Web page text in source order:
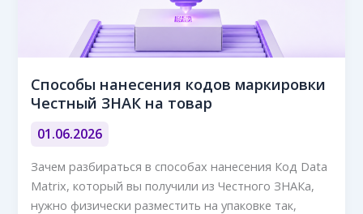
Способы нанесения кодов маркировки
Честный ЗНАК на товар
01.06.2026
Зачем разбираться в способах нанесения Код Data
Matrix, который вы получили из Честного ЗНАКа,
нужно физически разместить на упаковке так,